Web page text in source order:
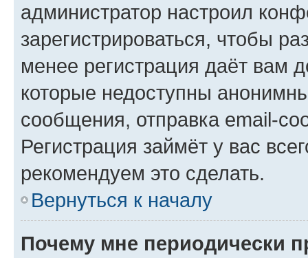
администратор настроил
зарегистрироваться, чтобы
менее регистрация даёт вам
которые недоступны
сообщения, отправка email-
Регистрация займёт у вас
рекомендуем это сделать.
Вернуться к началу
Почему мне периодически